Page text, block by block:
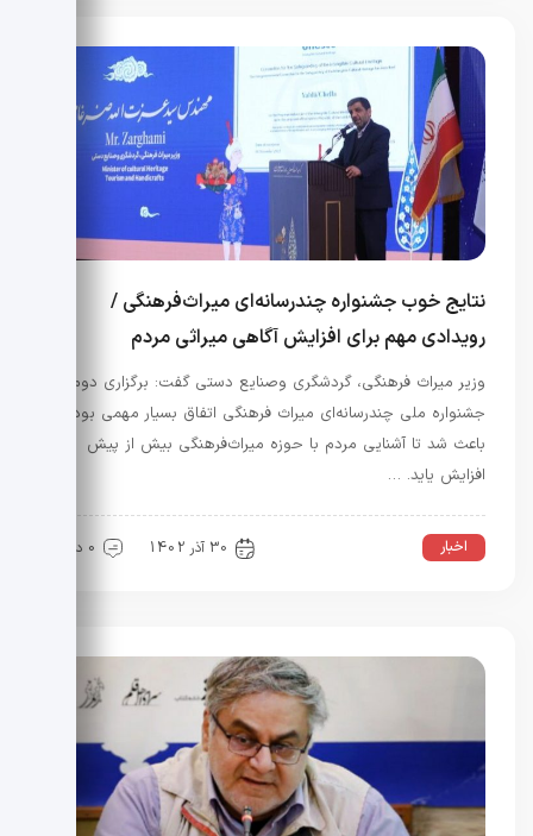
نتایج خوب جشنواره چندرسانه‌ای میراث‌فرهنگی /
رویدادی مهم برای افزایش آگاهی میراثی مردم
وزیر میراث فرهنگی، گردشگری وصنایع دستی گفت: برگزاری دومین
جشنواره ملی چندرسانه‌ای میراث فرهنگی اتفاق بسیار مهمی بود که
باعث شد تا آشنایی مردم با حوزه میراث‌فرهنگی بیش از پیش
افزایش یاید. …
اخبار 30 آذر 1402 0 دیدگاه